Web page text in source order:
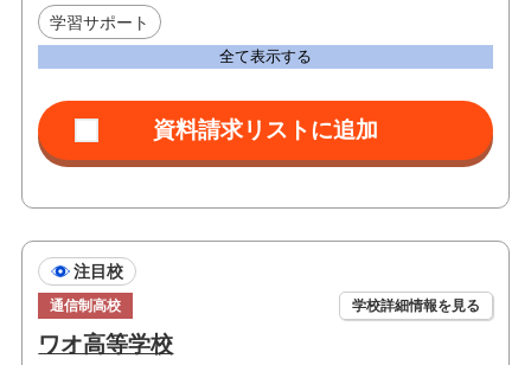
学習サポート
全て表示する
注目校
通信制高校 学校詳細情報を見る
ワオ高等学校